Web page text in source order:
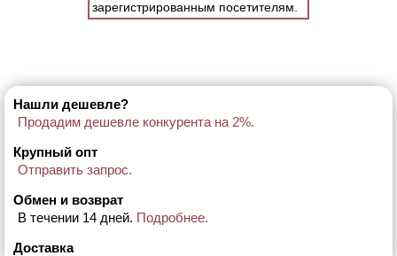
зарегистрированным посетителям.
Нашли дешевле?
Продадим дешевле конкурента на 2%.
Крупный опт
Отправить запрос.
Обмен и возврат
В течении 14 дней. Подробнее.
Доставка